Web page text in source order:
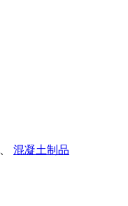
混凝土制品